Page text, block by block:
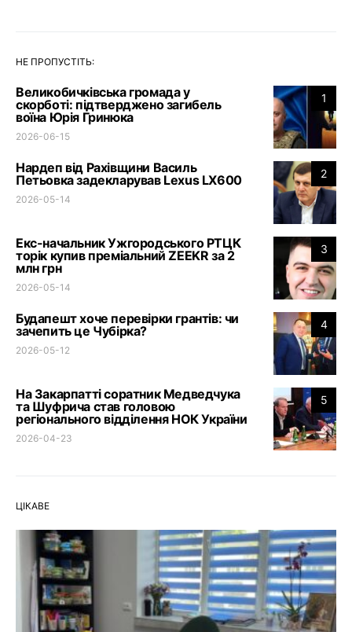
НЕ ПРОПУСТІТЬ:
1
Великобичківська громада у
скорботі: підтверджено загибель
воїна Юрія Гринюка
2026-06-15
2
Нардеп від Рахівщини Василь
Петьовка задекларував Lexus LX600
2026-05-14
3
Екс-начальник Ужгородського РТЦК
торік купив преміальний ZEEKR за 2
млн грн
2026-05-14
4
Будапешт хоче перевірки грантів: чи
зачепить це Чубірка?
2026-05-12
5
На Закарпатті соратник Медведчука
та Шуфрича став головою
регіонального відділення НОК України
2026-04-23
ЦІКАВЕ